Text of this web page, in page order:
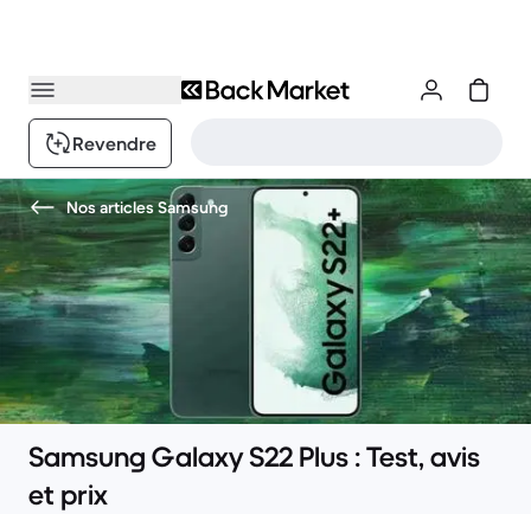
Revendre
Nos articles Samsung
Samsung Galaxy S22 Plus : Test, avis
et prix